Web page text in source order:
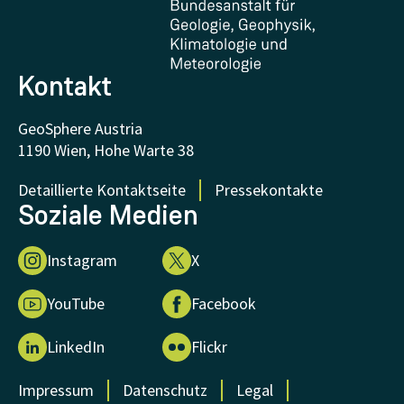
FAQ - Häufig gestellte Fragen
Forschung unterstützen
Kontakt
GeoSphere Austria
1190 Wien, Hohe Warte 38
Detaillierte Kontaktseite
Pressekontakte
Soziale Medien
Instagram X
YouTube Facebook
LinkedIn Flickr
Impressum Datenschutz
Legal